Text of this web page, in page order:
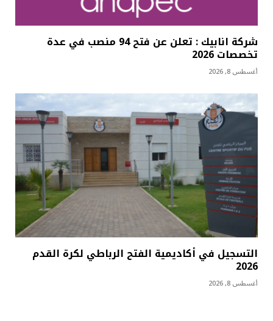
شركة انابيك : تعلن عن فتح 94 منصب في عدة
تخصصات 2026
أغسطس 8, 2026
التسجيل في أكاديمية الفتح الرباطي لكرة القدم
2026
أغسطس 8, 2026